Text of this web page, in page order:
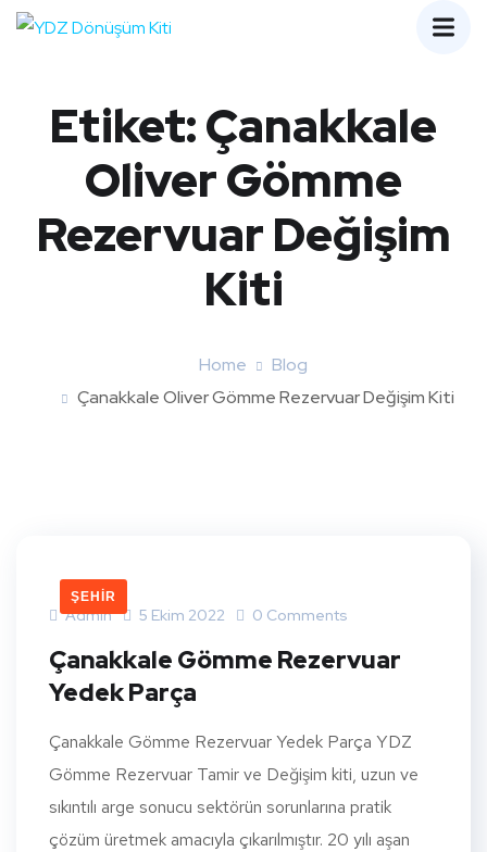
Etiket:Çanakkale
Oliver Gömme
Rezervuar Değişim
Kiti
Home
Blog
Çanakkale Oliver Gömme Rezervuar Değişim Kiti
ŞEHIR
Admin 5 Ekim 2022 0 Comments
Çanakkale Gömme Rezervuar
Yedek Parça
Çanakkale Gömme Rezervuar Yedek Parça YDZ
Gömme Rezervuar Tamir ve Değişim kiti, uzun ve
sıkıntılı arge sonucu sektörün sorunlarına pratik
çözüm üretmek amacıyla çıkarılmıştır. 20 yılı aşan